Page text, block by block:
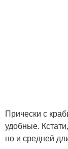
Прически с
удобные.
но и средней